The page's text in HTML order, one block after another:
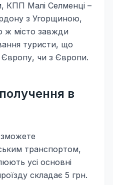
КПП Малі Селменці –
з Угорщиною,
ж місто завжди
туристи, що
чи з Європи.
в
зможете
транспортом,
усі основні
складає 5 грн.